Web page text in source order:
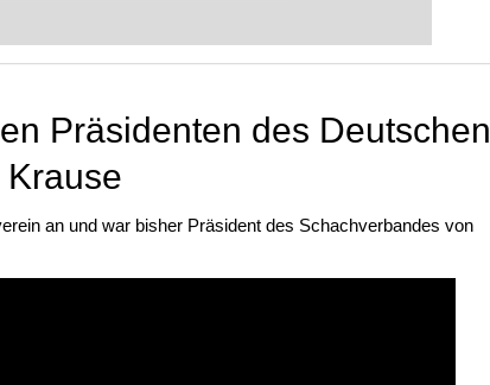
auf Turnierniveau spielen: Mit
Präsidenten des Deutschen
an und war bisher Präsident des Schachverbandes von